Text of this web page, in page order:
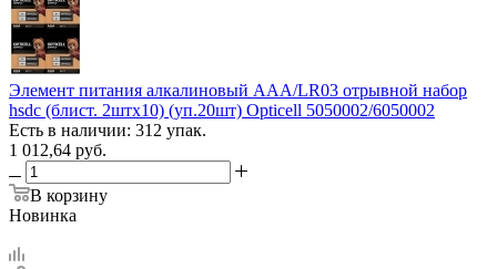
Элемент питания алкалиновый AAA/LR03 отрывной набор
hsdc (блист. 2штх10) (уп.20шт) Opticell 5050002/6050002
Есть в наличии: 312 упак.
1 012,64 руб.
В корзину
Новинка